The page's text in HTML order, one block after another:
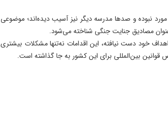
نبوده و صدها مدرسه دیگر نیز آسیب دیده‌اند؛ موضوعی
مصادیق جنایت جنگی شناخته می‌شود.
خود دست نیافته، این اقدامات نه‌تنها مشکلات بیشتری
قوانین بین‌المللی برای این کشور به جا گذاشته است.